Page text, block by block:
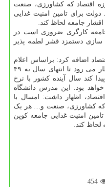
۱.۷ درصد حوزه اقتصاد که کشاورزی، صنعت
برای تامین امنیت غذایی
اقشار جامعه لحاظ کند.
جامعه کارگری ضروری است در
سازی دستمزد قشر لطمه پذیر
اضافه کرد: براساس اعلام
بانک جهانی نرخ تورم در ایران انتظار می رود تا انتهای سال به ۴۹
کند سال آینده کشور با نرخ
رو به رو خواهد بود. این مدرس دانشگاه
اظهار داشت: امسال با
اقتصاد که کشاورزی، صنعت و… هر یک
امنیت غذایی جامعه کوپن
لحاظ کند.
454